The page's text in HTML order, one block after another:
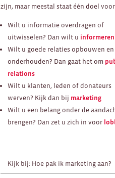
zijn, maar meestal staat één doel
Wilt u informatie overdragen of
uitwisselen? Dan wilt u informeren
Wilt u goede relaties opbouwen en
onderhouden? Dan gaat het om
relations
Wilt u klanten, leden of donateurs
werven? Kijk dan bij marketing
Wilt u een belang onder de
brengen? Dan zet u zich in voor
Kijk bij: Hoe pak ik marketing aan?